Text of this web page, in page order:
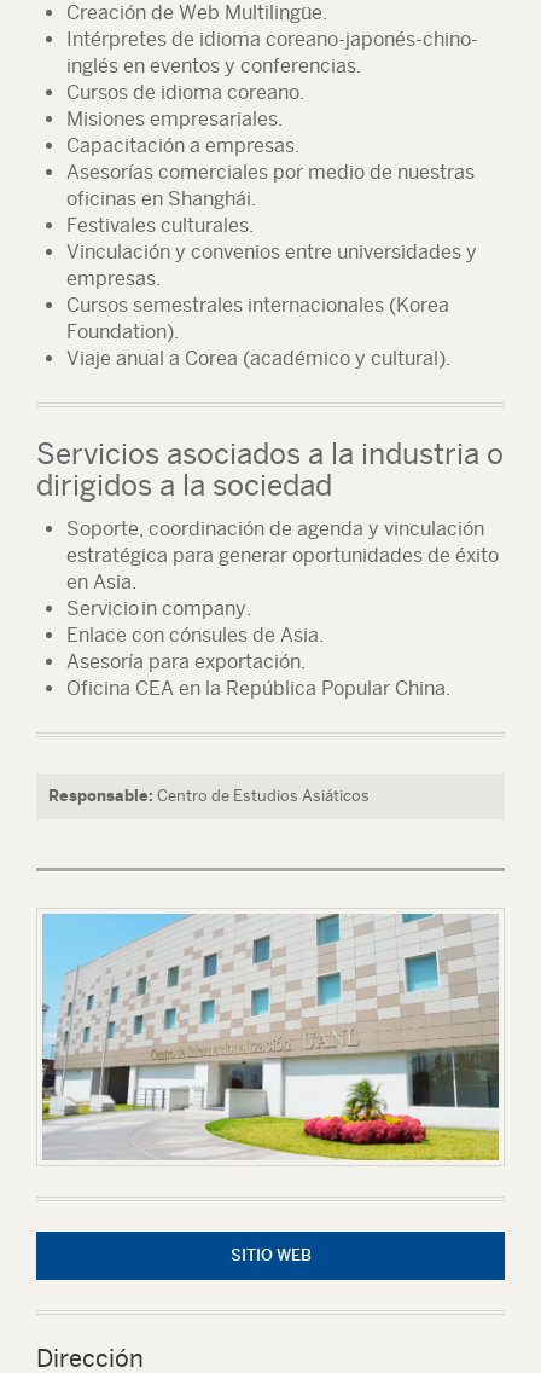
Creación de Web Multilingüe.
Intérpretes de idioma coreano-japonés-chino-
inglés en eventos y conferencias.
Cursos de idioma coreano.
Misiones empresariales.
Capacitación a empresas.
Asesorías comerciales por medio de nuestras
oficinas en Shanghái.
Festivales culturales.
Vinculación y convenios entre universidades y
empresas.
Cursos semestrales internacionales (Korea
Foundation).
Viaje anual a Corea (académico y cultural).
Servicios asociados a la industria o
dirigidos a la sociedad
Soporte, coordinación de agenda y vinculación
estratégica para generar oportunidades de éxito
en Asia.
Servicio in company.
Enlace con cónsules de Asia.
Asesoría para exportación.
Oficina CEA en la República Popular China.
Responsable: Centro de Estudios Asiáticos
SITIO WEB
Dirección